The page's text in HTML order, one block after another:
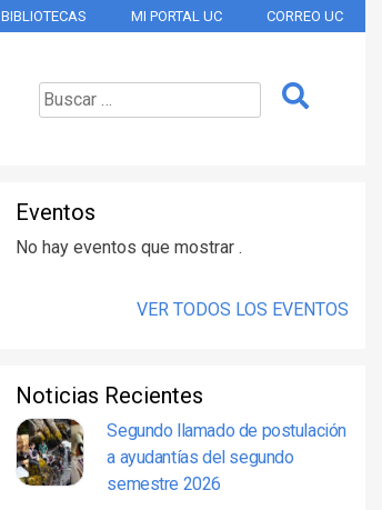
BIBLIOTECAS MI PORTAL UC CORREO UC
Eventos
No hay eventos que mostrar .
VER TODOS LOS EVENTOS
Noticias Recientes
Segundo llamado de postulación
a ayudantías del segundo
semestre 2026